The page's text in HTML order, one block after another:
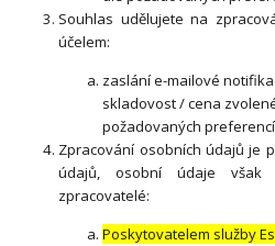
Souhlas udělujete na
účelem:
zaslání e-mailové
skladovost / cena
požadovaných
Zpracování osobních údajů je
údajů, osobní údaje však
zpracovatelé:
Poskytovatelem služby